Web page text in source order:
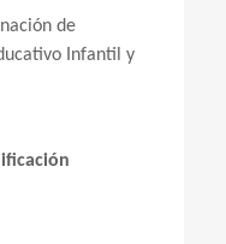
de
Infantil y